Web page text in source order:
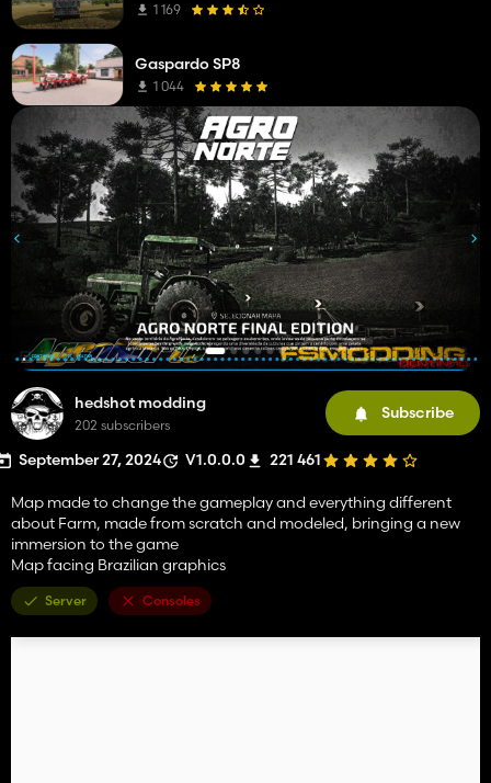
hedshot modding
202 subscribers
Subscribe
September 27, 2024 V1.0.0.0 221 461
Map made to change the gameplay and everything different
about Farm, made from scratch and modeled, bringing a new
immersion to the game
Map facing Brazilian graphics
Server Consoles
1 169
Gaspardo SP8
1 044